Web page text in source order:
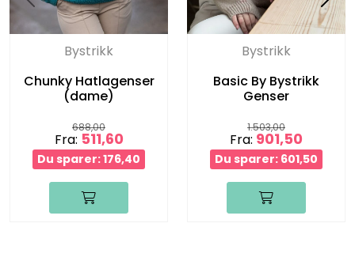
Bystrikk
Chunky Hatlagenser
(dame)
688,00
Fra: 511,60
Du sparer: 176,40
Bystrikk
Basic By Bystrikk
Genser
1.503,00
Fra: 901,50
Du sparer: 601,50